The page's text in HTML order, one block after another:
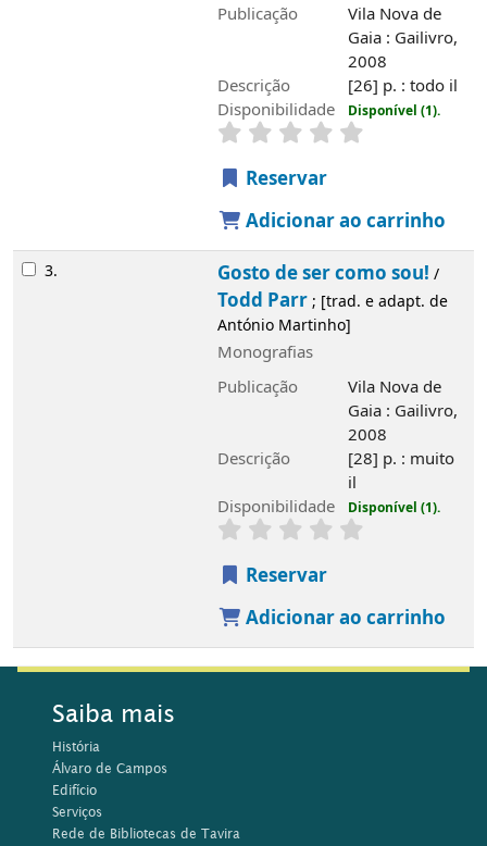
Publicação
Vila Nova de
Gaia : Gailivro,
2008
Descrição
[26] p. : todo il
Disponibilidade
Disponível (1).
Reservar
Adicionar ao carrinho
3. Gosto de ser como sou! /
Todd Parr; [trad. e adapt. de
António Martinho]
Monografias
Publicação
Vila Nova de
Gaia : Gailivro,
2008
Descrição
[28] p. : muito
il
Disponibilidade
Disponível (1).
Reservar
Adicionar ao carrinho
Saiba mais
História
Álvaro de Campos
Edifício
Serviços
Rede de Bibliotecas de Tavira